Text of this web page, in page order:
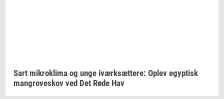
Sart mi­krokli­ma og unge iværk­sæt­te­re: Oplev egyp­tisk
man­grove­skov ved Det Røde Hav